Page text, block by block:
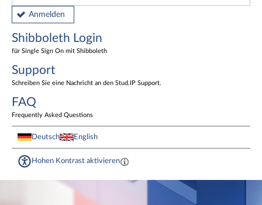
Anmelden
Shibboleth Login
für Single Sign On mit Shibboleth
Support
Schreiben Sie eine Nachricht an den Stud.IP Support.
FAQ
Frequently Asked Questions
Deutsch English
Hohen Kontrast aktivieren